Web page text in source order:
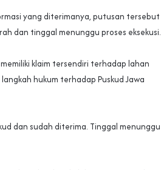
yang diterimanya, putusan tersebut
dan tinggal menunggu proses eksekusi.
klaim tersendiri terhadap lahan
hukum terhadap Puskud Jawa
dan sudah diterima. Tinggal menunggu